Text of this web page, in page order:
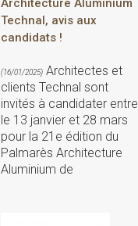
Architecture Aluminium
Technal, avis aux
candidats !
(16/01/2025) Architectes et
clients Technal sont
invités à candidater entre
le 13 janvier et 28 mars
pour la 21e édition du
Palmarès Architecture
Aluminium de